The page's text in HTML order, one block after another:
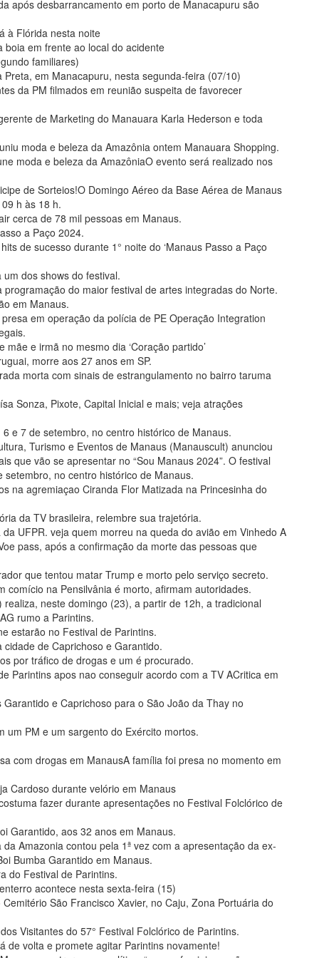
após desbarrancamento em porto de Manacapuru são
à Flórida nesta noite
em frente ao local do acidente
familiares)
em Manacapuru, nesta segunda-feira (07/10)
da PM filmados em reunião suspeita de favorecer
de Marketing do Manauara Karla Hederson e toda
moda e beleza da Amazônia ontem Manauara Shopping.
moda e beleza da AmazôniaO evento será realizado nos
de Sorteios!​O Domingo Aéreo da Base Aérea de Manaus
h às 18 h.
cerca de 78 mil pessoas em Manaus.
a Paço 2024.
de sucesso durante 1° noite do ‘Manaus Passo a Paço
dos shows do festival.
do maior festival de artes integradas do Norte.
em Manaus.
em operação da polícia de PE Operação Integration
e irmã no mesmo dia ‘Coração partido’
morre aos 27 anos em SP.
morta com sinais de estrangulamento no bairro taruma
Sonza, Pixote, Capital Inicial e mais; veja atrações
e 7 de setembro, no centro histórico de Manaus.
Turismo e Eventos de Manaus (Manauscult) anunciou
que vão se apresentar no “Sou Manaus 2024”. O festival
no centro histórico de Manaus.
na agremiaçao Ciranda Flor Matizada na Princesinha do
da TV brasileira, relembre sua trajetória.
UFPR. veja quem morreu na queda do avião em Vinhedo A
pass, após a confirmação da morte das pessoas que
que tentou matar Trump e morto pelo serviço secreto.
comício na Pensilvânia é morto, afirmam autoridades.
neste domingo (23), a partir de 12h, a tradicional
rumo a Parintins.
estarão no Festival de Parintins.
de Caprichoso e Garantido.
por tráfico de drogas e um é procurado.
Parintins apos nao conseguir acordo com a TV ACritica em
e Caprichoso para o São João da Thay no
um PM e um sargento do Exército mortos.
com drogas em ManausA família foi presa no momento em
Cardoso durante velório em Manaus
fazer durante apresentações no Festival Folclórico de
Garantido, aos 32 anos em Manaus.
Amazonia contou pela 1ª vez com a apresentação da ex-
Bumba Garantido em Manaus.
do Festival de Parintins.
acontece nesta sexta-feira (15)
São Francisco Xavier, no Caju, Zona Portuária do
Visitantes do 57° Festival Folclórico de Parintins.
de volta e promete agitar Parintins novamente!